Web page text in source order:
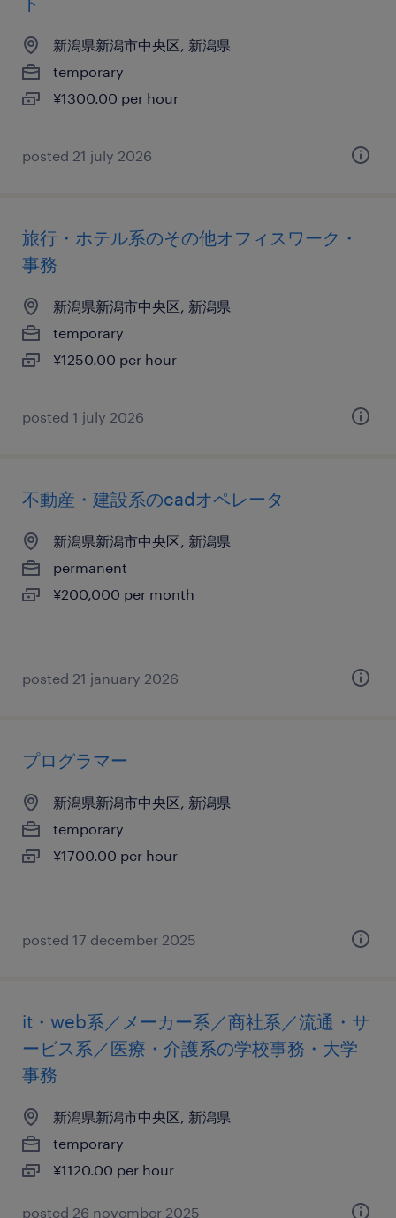
新潟県新潟市中央区, 新潟県
temporary
¥1300.00 per hour
posted 21 july 2026
旅行・ホテル系のその他オフィスワーク・
事務
新潟県新潟市中央区, 新潟県
temporary
¥1250.00 per hour
posted 1 july 2026
不動産・建設系のcadオペレータ
新潟県新潟市中央区, 新潟県
permanent
¥200,000 per month
posted 21 january 2026
プログラマー
新潟県新潟市中央区, 新潟県
temporary
¥1700.00 per hour
posted 17 december 2025
it・web系／メーカー系／商社系／流通・サ
ービス系／医療・介護系の学校事務・大学
事務
新潟県新潟市中央区, 新潟県
temporary
¥1120.00 per hour
posted 26 november 2025